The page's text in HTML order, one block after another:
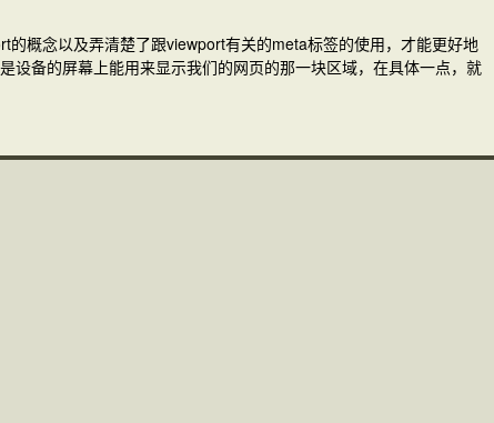
概念以及弄清楚了跟viewport有关的meta标签的使用，才能更好地
备的屏幕上能用来显示我们的网页的那一块区域，在具体一点，就